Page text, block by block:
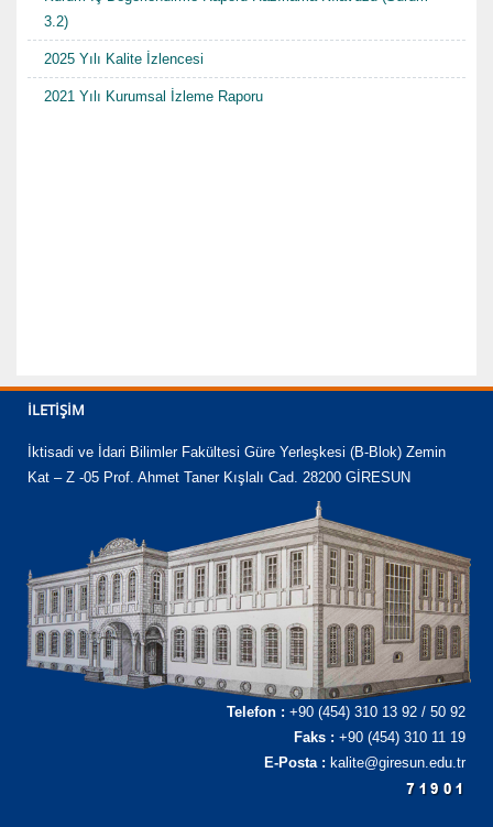
3.2)
2025 Yılı Kalite İzlencesi
2021 Yılı Kurumsal İzleme Raporu
İLETIŞIM
İktisadi ve İdari Bilimler Fakültesi Güre Yerleşkesi (B-Blok) Zemin
Kat – Z -05 Prof. Ahmet Taner Kışlalı Cad. 28200 GİRESUN
Telefon : +90 (454) 310 13 92 / 50 92
Faks : +90 (454) 310 11 19
E-Posta : kalite@giresun.edu.tr